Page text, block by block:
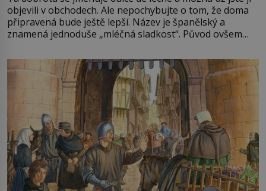
objevili v obchodech. Ale nepochybujte o tom, že doma
připravená bude ještě lepší. Název je španělský a
znamená jednoduše „mléčná sladkost“. Původ ovšem
pře hned několik latinskoamerických zemí a k tomu
Francie, kde se traduje,